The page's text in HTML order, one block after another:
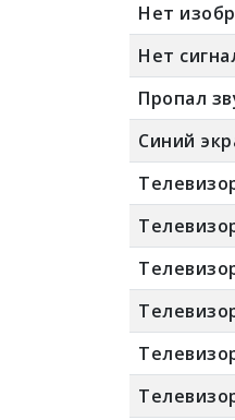
Нет
Нет
Пропал
Синий